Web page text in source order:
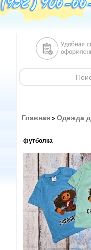
Главная » Одежда
футболка